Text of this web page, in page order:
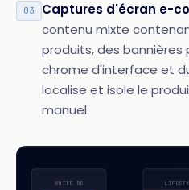
03 Captures d'écran e-
contenu mixte
produits, des bannières
chrome d'interface et
localise et isole le
manuel.
WHITE BG